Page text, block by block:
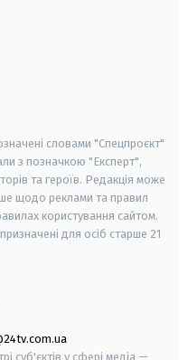
словами "Спецпроєкт"
з позначкою "Експерт",
та героїв. Редакція може
щодо реклами та правил
користування сайтом.
для осіб старше 21
суб'єктів у сфері медіа —